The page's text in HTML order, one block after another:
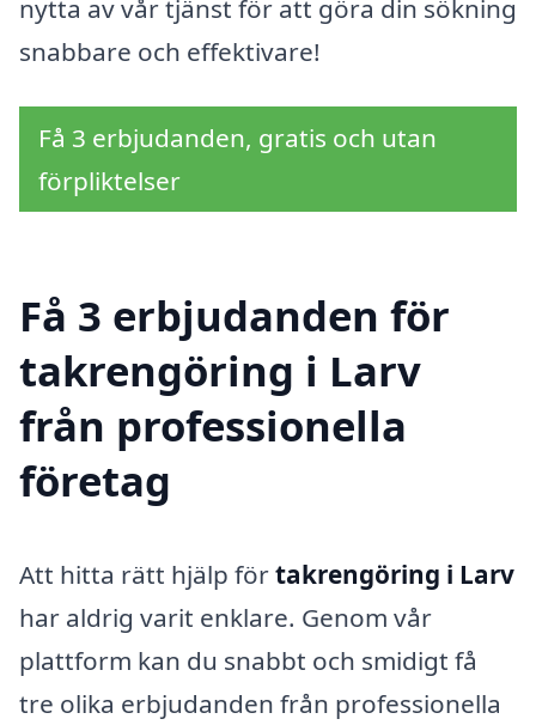
nytta av vår tjänst för att göra din sökning
snabbare och effektivare!
Få 3 erbjudanden, gratis och utan
förpliktelser
Få 3 erbjudanden för
takrengöring i Larv
från professionella
företag
Att hitta rätt hjälp förtakrengöring i Larv
har aldrig varit enklare. Genom vår
plattform kan du snabbt och smidigt få
tre olika erbjudanden från professionella